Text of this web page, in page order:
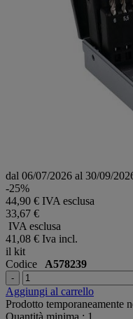
dal 06/07/2026 al 30/09/
-25%
44,90 € IVA esclusa
33,67 €
IVA esclusa
41,08 € Iva incl.
il kit
Codice A578239
-
Aggiungi al carrello
Prodotto temporaneamente
Quantità minima : 1